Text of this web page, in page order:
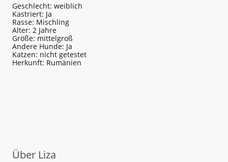
Geschlecht: weiblich
Kastriert: Ja
Rasse: Mischling
Alter: 2 Jahre
Größe: mittelgroß
Andere Hunde: Ja
Katzen: nicht getestet
Herkunft: Rumänien
Über Liza